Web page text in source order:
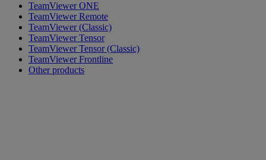
TeamViewer ONE
TeamViewer Remote
TeamViewer (Classic)
TeamViewer Tensor
TeamViewer Tensor (Classic)
TeamViewer Frontline
Other products